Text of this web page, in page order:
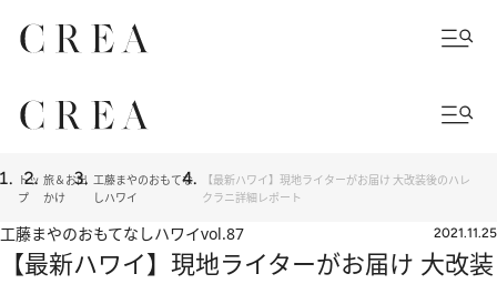
トッ
プ
旅＆お出
かけ
工藤まやのおもてな
しハワイ
【最新ハワイ】現地ライターがお届け 大改装後のハレ
クラニ詳細レポート
工藤まやのおもてなしハワイvol.87 2021.11.25
【最新ハワイ】現地ライターがお届け 大改装